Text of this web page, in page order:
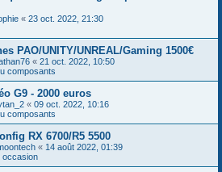
« 23 oct. 2022, 21:30
PAO/UNITY/UNREAL/Gaming 1500€
« 21 oct. 2022, 10:50
composants
G9 - 2000 euros
« 09 oct. 2022, 10:16
composants
RX 6700/R5 5500
« 14 août 2022, 01:39
occasion